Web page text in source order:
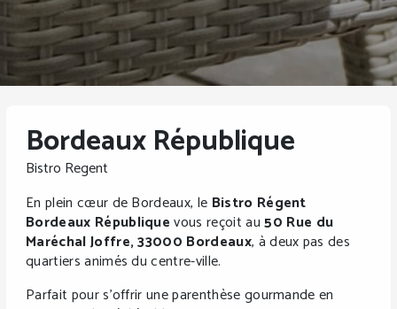
Bordeaux République
Bistro Regent
En plein cœur de Bordeaux, le Bistro Régent
Bordeaux Républiquevous reçoit au50 Rue du
Maréchal Joffre, 33000 Bordeaux, à deux pas des
quartiers animés du centre-ville.
Parfait pour s’offrir une parenthèse gourmande en